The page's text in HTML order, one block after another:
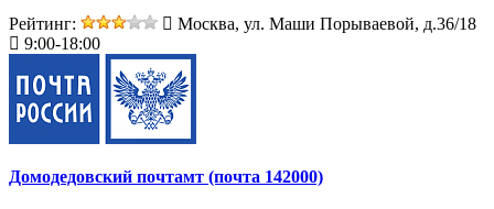
Рейтинг:
Москва, ул. Маши Порываевой, д.36/18
9:00-18:00
Домодедовский почтамт (почта 142000)